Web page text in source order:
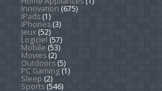
Innovation (675)
iPads(1)
iPhones(3)
Jeux(52)
Logiciel (57)
Mobile (53)
Movies(2)
Outdoors(5)
PC Gaming(1)
Sleep (2)
Sports(546)